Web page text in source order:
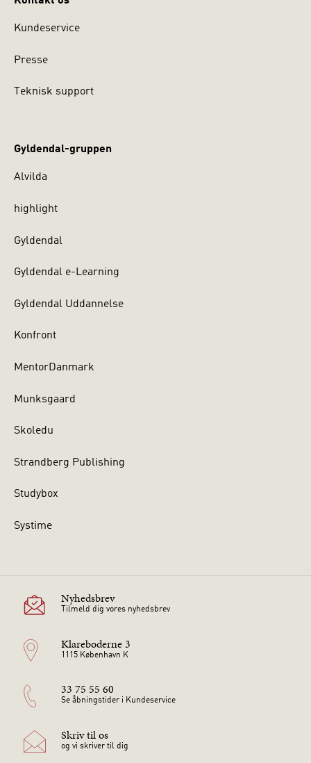
Kundeservice
Presse
Teknisk support
Gyldendal-gruppen
Alvilda
highlight
Gyldendal
Gyldendal e-Learning
Gyldendal Uddannelse
Konfront
MentorDanmark
Munksgaard
Skoledu
Strandberg Publishing
Studybox
Systime
Nyhedsbrev
Tilmeld dig vores nyhedsbrev
Klareboderne 3
1115 København K
33 75 55 60
Se åbningstider i Kundeservice
Skriv til os
og vi skriver til dig